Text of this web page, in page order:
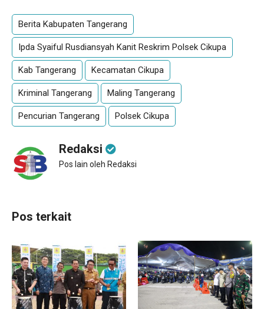
Berita Kabupaten Tangerang
Ipda Syaiful Rusdiansyah Kanit Reskrim Polsek Cikupa
Kab Tangerang Kecamatan Cikupa
Kriminal Tangerang Maling Tangerang
Pencurian Tangerang Polsek Cikupa
Redaksi
Pos lain oleh Redaksi
Pos terkait